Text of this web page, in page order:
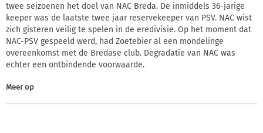
twee seizoenen het doel van NAC Breda. De inmiddels 36-jarige
keeper was de laatste twee jaar reservekeeper van PSV. NAC wist
zich gisteren veilig te spelen in de eredivisie. Op het moment dat
NAC-PSV gespeeld werd, had Zoetebier al een mondelinge
overeenkomst met de Bredase club. Degradatie van NAC was
echter een ontbindende voorwaarde.
Meer op